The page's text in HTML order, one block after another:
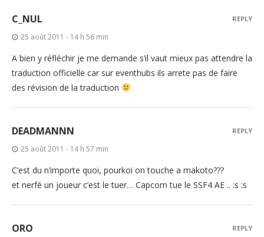
C_NUL
25 août 2011 - 14 h 56 min
A bien y réfléchir je me demande s’il vaut mieux pas attendre la
traduction officielle car sur eventhubs ils arrete pas de faire
des révision de la traduction
REPLY
DEADMANNN
25 août 2011 - 14 h 57 min
C’est du n’importe quoi, pourkoi on touche a makoto???
et nerfé un joueur c’est le tuer… Capcom tue le SSF4 AE .. :s :s
REPLY
ORO REPLY